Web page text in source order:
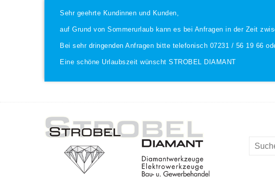
Sehr geehrte Kundinnen und Kunden,
auf Grund von Sommerurlaub kann es bei Anfragen in der Zeit
Bei sehr dringenden Anfragen bitte telefonisch 07231 / 56 19 66
Eine schöne Urlaubszeit wünscht STROBEL DIAMANT